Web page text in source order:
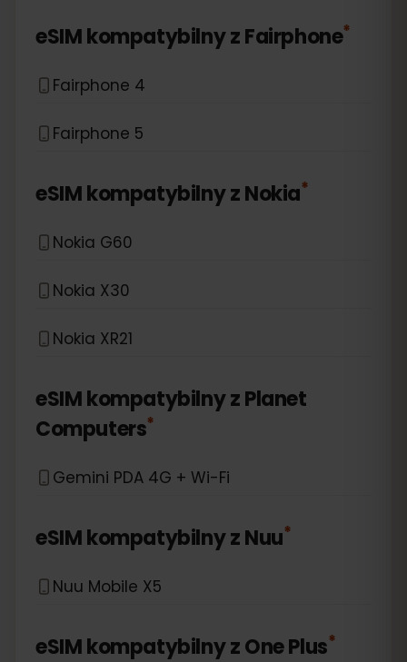
eSIM kompatybilny zFairphone*
Fairphone 4
Fairphone 5
eSIM kompatybilny zNokia*
Nokia G60
Nokia X30
Nokia XR21
eSIM kompatybilny zPlanet
Computers*
Gemini PDA 4G + Wi-Fi
eSIM kompatybilny zNuu*
Nuu Mobile X5
eSIM kompatybilny zOne Plus*